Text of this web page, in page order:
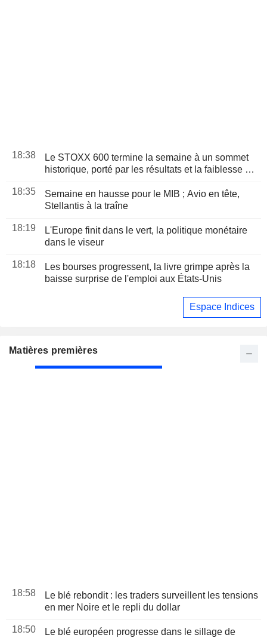
18:38
Le STOXX 600 termine la semaine à un sommet
historique, porté par les résultats et la faiblesse de
18:35
Semaine en hausse pour le MIB ; Avio en tête,
Stellantis à la traîne
18:19
L'Europe finit dans le vert, la politique monétaire
dans le viseur
18:18
Les bourses progressent, la livre grimpe après la
baisse surprise de l'emploi aux États-Unis
Espace Indices
Matières premières
18:58
Le blé rebondit : les traders surveillent les tensions
en mer Noire et le repli du dollar
18:50
Le blé européen progresse dans le sillage de